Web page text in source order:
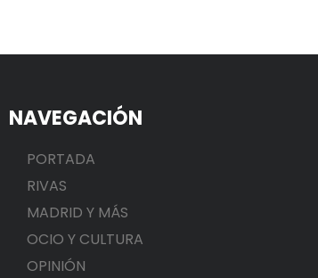
NAVEGACIÓN
PORTADA
RIVAS
MADRID Y MÁS
OCIO Y CULTURA
OPINIÓN